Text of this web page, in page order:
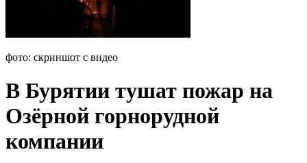
фото: скриншот с видео
В Бурятии тушат пожар на
Озёрной горнорудной
компании